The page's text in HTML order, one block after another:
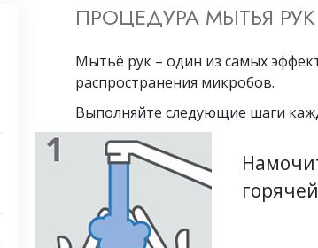
ПРОЦЕДУРА МЫТЬЯ РУК
Мытьё рук – один из самых
распространения микробов.
Выполняйте следующие шаги